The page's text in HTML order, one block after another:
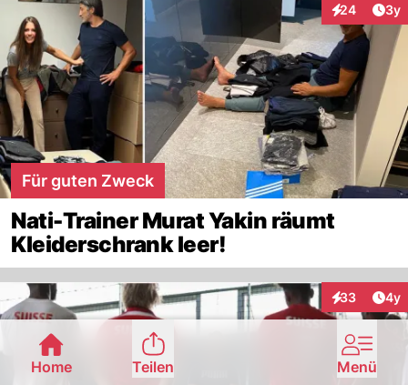
24
Interaktionen
3y
Für guten Zweck
Nati-Trainer Murat Yakin räumt
Kleiderschrank leer!
33
Interaktionen
4y
Home Teilen Menü